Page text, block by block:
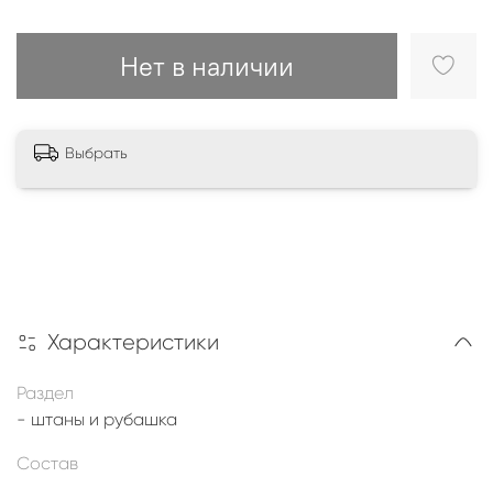
Нет в наличии
Выбрать
Характеристики
Раздел
- штаны и рубашка
Состав